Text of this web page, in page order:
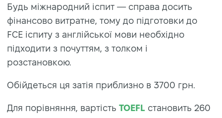
Будь міжнародний іспит — справа досить
фінансово витратне, тому до підготовки до
FCE іспиту з англійської мови необхідно
підходити з почуттям, з толком і
розстановкою.
Обійдеться ця затія приблизно в 3700 грн.
Для порівняння, вартість TOEFL становить 260